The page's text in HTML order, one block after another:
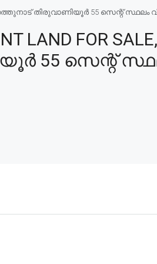
കുന്നത്തുനാട് തിരുവാണിയൂർ 55 സെന്റ്
LAND FOR
55 സെന്റ്